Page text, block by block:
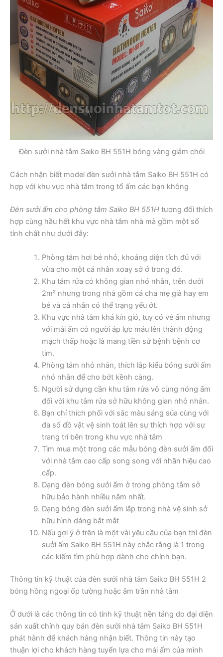
Đèn sưởi nhà tắm Saiko BH 551H bóng vàng giảm chói
Cách nhận biết model đèn sưởi nhà tắm Saiko BH 551H có
hợp với khu vực nhà tắm trong tổ ấm các bạn không
Đèn sưởi ấm cho phòng tắm Saiko BH 551H tương đối thích
hợp cùng hầu hết khu vực nhà tắm nhà mà gồm một số
tính chất như dưới đây:
Phòng tắm hơi bé nhỏ, khoảng diện tích đủ với
vừa cho một cá nhân xoay sở ở trong đó.
Khu tắm rửa có không gian nhỏ nhắn, trên dưới
2m² nhưng trong nhà gồm cả cha mẹ già hay em
bé và cá nhân có thể trạng yếu ớt.
Khu vực nhà tắm khá kín gió, tuy có vẻ ấm nhưng
với mái ấm có người áp lực máu lên thành động
mạch thấp hoặc là mang tiền sử bệnh bệnh cơ
tim.
Phòng tắm nhỏ nhắn, thích lắp kiểu bóng sưởi ấm
nhỏ nhắn để cho bớt kềnh càng.
Người sử dụng cần khu tắm rửa vô cùng nóng ấm
đối với khu tắm rửa sở hữu không gian nhỏ nhắn.
Bạn chỉ thích phối với sắc màu sáng sủa cùng với
đa số đồ vật vệ sinh toát lên sự thích hợp với sự
trang trí bên trong khu vực nhà tắm
Tìm mua một trong các mẫu bóng đèn sưởi ấm đối
với nhà tắm cao cấp song song với nhãn hiệu cao
cấp.
Dạng đèn bóng sưởi ấm ở trong phòng tắm sở
hữu bảo hành nhiều năm nhất.
Dạng bóng đèn sưởi ấm lắp trong nhà vệ sinh sở
hữu hình dáng bắt mắt
Nếu gợi ý ở trên là một vài yêu cầu của bạn thì đèn
sưởi ấm Saiko BH 551H này chắc rằng là 1 trong
các kiếm tìm phù hợp dành cho chính bạn.
Thông tin kỹ thuật của đèn sưởi nhà tắm Saiko BH 551H 2
bóng hồng ngoại ốp tường hoặc âm trần nhà tắm
Ở dưới là các thông tin có tính kỹ thuật nền tảng do đại diện
sản xuất chính quy bán đèn sưởi nhà tắm Saiko BH 551H
phát hành để khách hàng nhận biết. Thông tin này tạo
thuận lợi cho khách hàng tuyển lựa cho mái ấm của mình